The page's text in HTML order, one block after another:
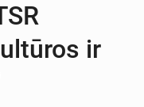
ir